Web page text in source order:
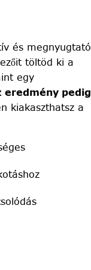
és megnyugtató
töltöd ki a
egy
eredmény pedig
kiakaszthatsz a